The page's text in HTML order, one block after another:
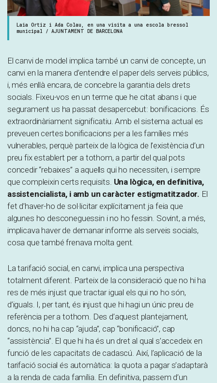
Laia Ortiz i Ada Colau, en una visita a una escola bressol
municipal / AJUNTAMENT DE BARCELONA
El canvi de model implica també un canvi de concepte, un
canvi en la manera d’entendre el paper dels serveis públics,
i, més enllà encara, de concebre la garantia dels drets
socials. Fixeu-vos en un terme que he citat abans i que
segurament us ha passat desapercebut: bonificacions. És
extraordinàriament significatiu. Amb el sistema actual es
preveuen certes bonificacions per a les famílies més
vulnerables, perquè parteix de la lògica de l’existència d’un
preu fix establert per a tothom, a partir del qual pots
concedir “rebaixes” a aquells qui ho necessiten, i sempre
que compleixin certs requisits. Una lògica, en definitiva,
assistencialista, i amb un caràcter estigmatitzador. El
fet d’haver-ho de sol·licitar explícitament ja feia que
algunes ho desconeguessin i no ho fessin. Sovint, a més,
implicava haver de demanar informe als serveis socials,
cosa que també frenava molta gent.
La tarifació social, en canvi, implica una perspectiva
totalment diferent. Parteix de la consideració que no hi ha
res de més injust que tractar igual els qui no ho són,
d’iguals. I, per tant, és injust que hi hagi un únic preu de
referència per a tothom. Des d’aquest plantejament,
doncs, no hi ha cap “ajuda”, cap “bonificació”, cap
“assistència”. El que hi ha és un dret al qual s’accedeix en
funció de les capacitats de cadascú. Així, l’aplicació de la
tarifació social és automàtica: la quota a pagar s’adaptarà
a la renda de cada família. En definitiva, passem d’un